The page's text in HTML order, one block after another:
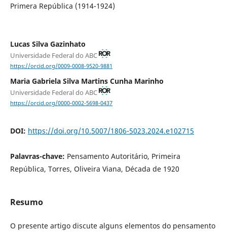
Primera República (1914-1924)
Lucas Silva Gazinhato
Universidade Federal do ABC
https://orcid.org/0009-0008-9520-9881
Maria Gabriela Silva Martins Cunha Marinho
Universidade Federal do ABC
https://orcid.org/0000-0002-5698-0437
DOI: https://doi.org/10.5007/1806-5023.2024.e102715
Palavras-chave: Pensamento Autoritário, Primeira
República, Torres, Oliveira Viana, Década de 1920
Resumo
O presente artigo discute alguns elementos do pensamento